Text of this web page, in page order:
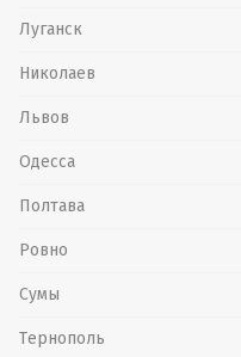
Луганск
Николаев
Львов
Одесса
Полтава
Ровно
Сумы
Тернополь